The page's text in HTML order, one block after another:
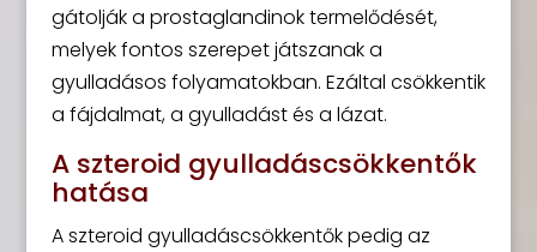
gátolják a prostaglandinok termelődését,
melyek fontos szerepet játszanak a
gyulladásos folyamatokban. Ezáltal csökkentik
a fájdalmat, a gyulladást és a lázat.
A szteroid gyulladáscsökkentők
hatása
A szteroid gyulladáscsökkentők pedig az